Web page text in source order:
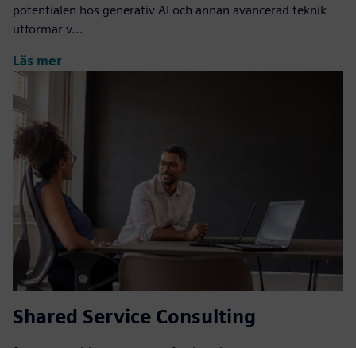
potentialen hos generativ AI och annan avancerad teknik
utformar v...
Läs mer
Shared Service Consulting